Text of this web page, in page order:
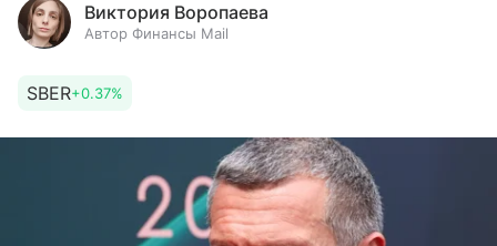
Виктория Воропаева
Автор Финансы Mail
SBER+0.37%